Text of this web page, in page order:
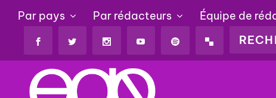
Par pays Par rédacteurs Équipe de